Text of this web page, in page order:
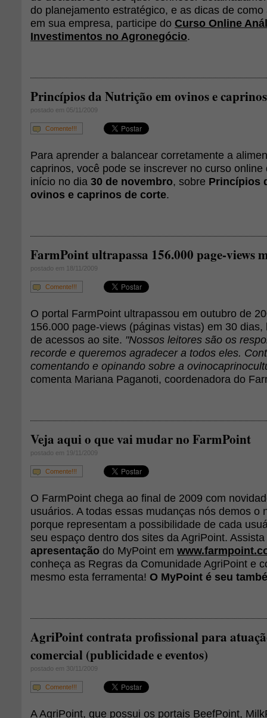
do planejamento estratégico, e as dicas de
em sua empresa, participe do Curso Online
Investimentos no Agronegócio.
Princípios da Nutrição em ovinos e
postado em 05/11/2009
Comente!!!
Para aprender a balancear corretamente a
caprinos, você pode se inscrever no curso
início no dia 30 de novembro, sobre Princípios
ovinos e caprinos de corte.
FarmPoint ultrapassa 156.000 page-views
postado em 18/11/2009
Comente!!!
O portal FarmPoint ultrapassou em outubro de
156.000 page-views (páginas vistas) em 30
de acessos ao site. "Nossos leitores são os
recorde e queremos agradecer a todos eles.
comentando e opinando sobre a
comenta Mariana Paganoti, coordenadora do
Veja aqui o que vai mudar no FarmPoint
postado em 19/11/2009
Comente!!!
O FarmPoint chega ao final de 2009 com
usuários. A todas essas mudanças nós demos o
porque representam a possibilidade de cada
seu espaço dentro dos sites da AgriPoint.
apresentação do MyPoint em
conheça as Regras da Comunidade AgriPoint e
mesmo esta ferramenta! O MyPoint é seu
AgriPoint contrata profissional para
comercial (publicidade e eventos)
postado em 30/11/2009
Comente!!!
A AgriPoint, que possui os portais BeefPoint,